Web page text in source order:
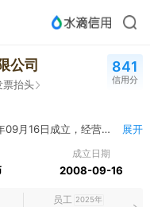
公司
票抬头
841
信用分
简介：厦门欣永路达纸制品有限公司,2008年09月16日成立，经营范围包括包装装潢及其他印刷；塑料零件制造；其他塑料制品制造；其他未列明金属制品制造；其他未列明制造业（不含须经许可审批的项目）；五金产品批发；其他机械设备及电子产品批发；其他未列明批发业（不含需经许可审批的经营项目）；其他电子产品零售；五金零售；其他未列明零售业（不含需经许可审批的项目）。 展开
成立日期
2008-09-16
员工 2025年